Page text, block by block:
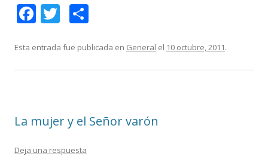
F
e
k
T
itt m
r
Esta entrada fue publicada en General el 10 octubre, 2011.
La mujer y el Señor varón
Deja una respuesta